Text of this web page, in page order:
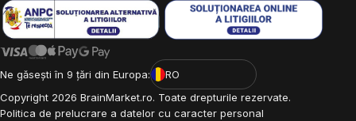
Ne găsești în 9 țări din Europa:
RO
Copyright 2026 BrainMarket.ro. Toate drepturile rezervate.
Politica de prelucrare a datelor cu caracter personal